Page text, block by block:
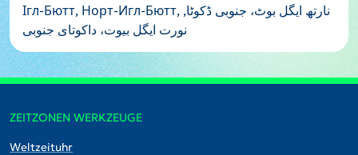
Ігл-Бютт, Норт-Игл-Бютт, نارتھ ایگل بوٹ، جنوبی ڈکوٹا,
نورت ایگل بیوت، داکوتای جنوبی
ZEITZONEN WERKZEUGE
Weltzeituhr